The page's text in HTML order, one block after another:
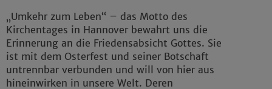
„Umkehr zum Leben“ – das Motto des
Kirchentages in Hannover bewahrt uns die
Erinnerung an die Friedensabsicht Gottes. Sie
ist mit dem Osterfest und seiner Botschaft
untrennbar verbunden und will von hier aus
hineinwirken in unsere Welt. Deren